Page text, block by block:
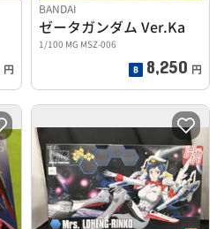
円
BANDAI
ゼータガンダム Ver.Ka
1/100 MG MSZ-006
8,250 円